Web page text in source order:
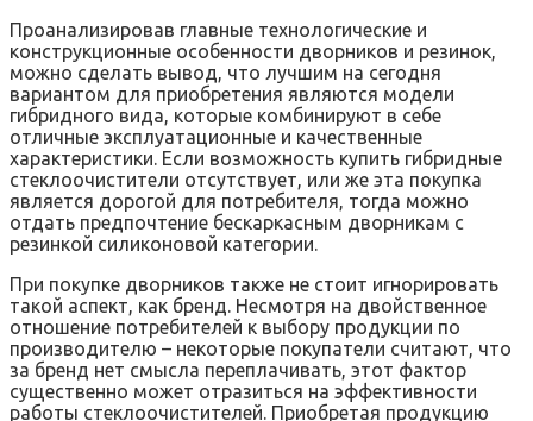
Проанализировав главные технологические и
конструкционные особенности дворников и резинок,
можно сделать вывод, что лучшим на сегодня
вариантом для приобретения являются модели
гибридного вида, которые комбинируют в себе
отличные эксплуатационные и качественные
характеристики. Если возможность купить гибридные
стеклоочистители отсутствует, или же эта покупка
является дорогой для потребителя, тогда можно
отдать предпочтение бескаркасным дворникам с
резинкой силиконовой категории.
При покупке дворников также не стоит игнорировать
такой аспект, как бренд. Несмотря на двойственное
отношение потребителей к выбору продукции по
производителю – некоторые покупатели считают, что
за бренд нет смысла переплачивать, этот фактор
существенно может отразиться на эффективности
работы стеклоочистителей. Приобретая продукцию